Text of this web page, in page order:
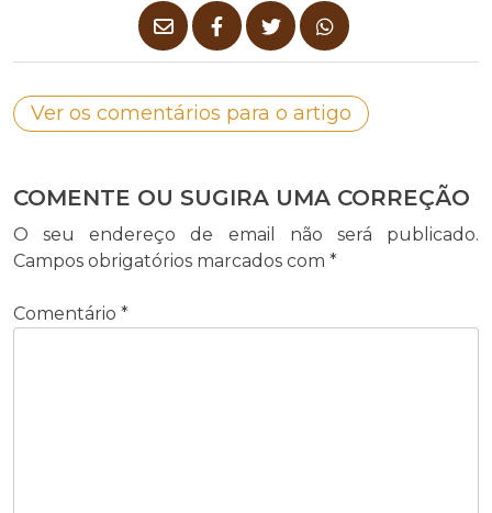
Ver os comentários para o artigo
COMENTE OU SUGIRA UMA CORREÇÃO
O seu endereço de email não será publicado.
Campos obrigatórios marcados com *
Comentário *